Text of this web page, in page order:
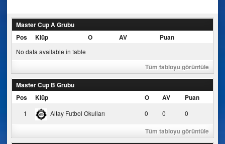
Master Cup A Grubu
Pos
Klüp O AV Puan
No data available in table
Tüm tabloyu görüntüle
Master Cup B Grubu
Pos
Klüp O AV Puan
1 Altay Futbol Okulları 0 0 0
Tüm tabloyu görüntüle